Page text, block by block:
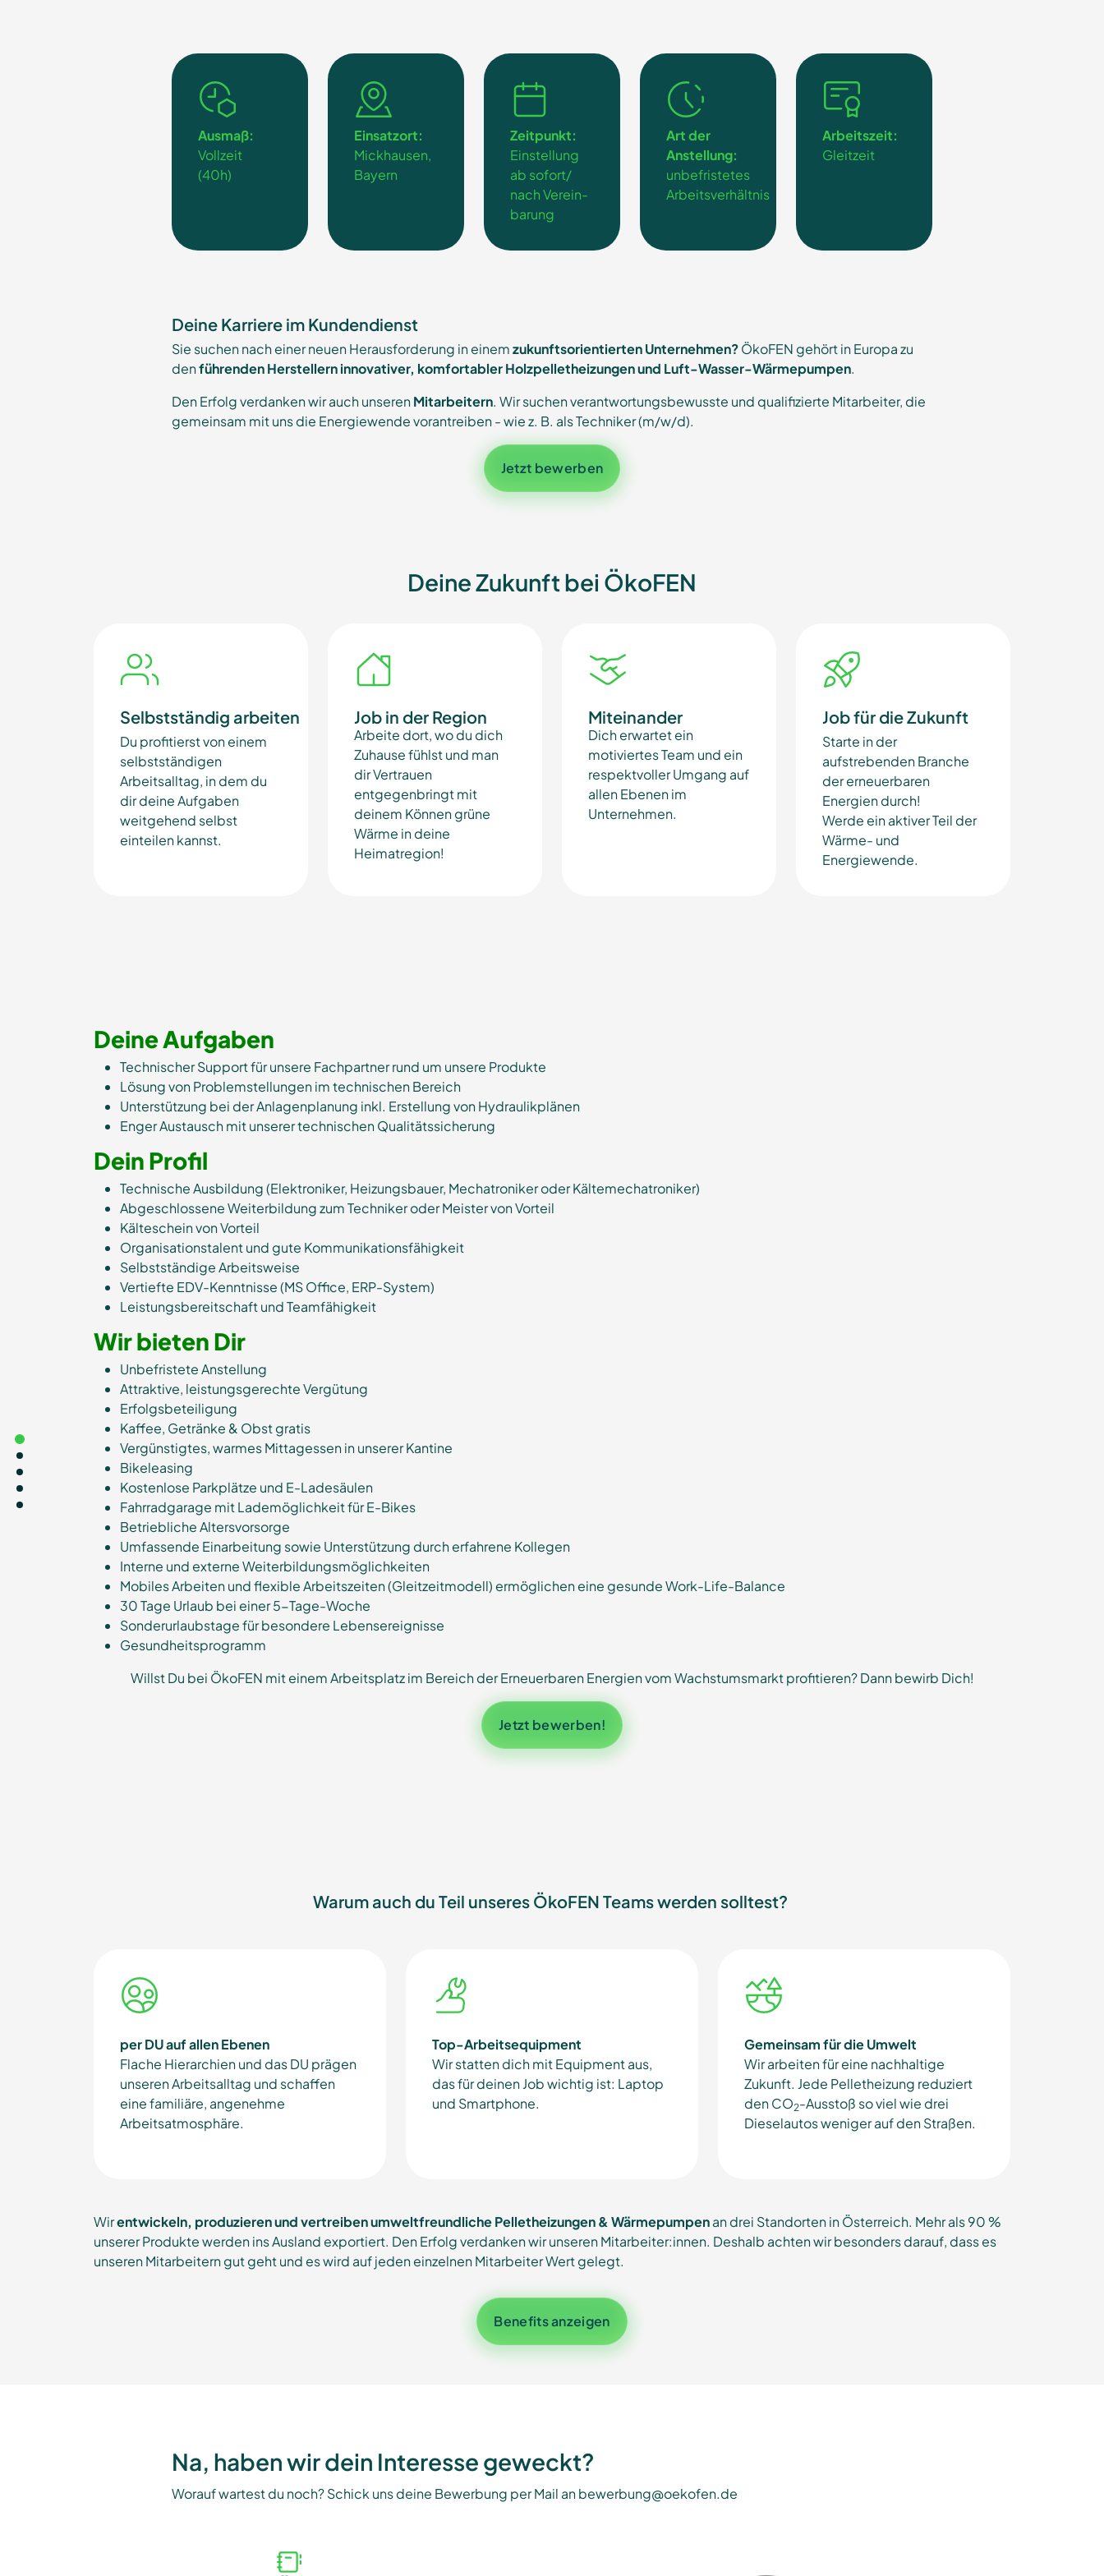
Ausmaß:
Vollzeit
(40h)
Einsatzort:
Mickhausen,
Bayern
Zeitpunkt:
Einstellung
ab sofort/
nach Verein-
barung
Art der
Anstellung:
unbefristetes
Arbeitsverhältnis
Arbeitszeit:
Gleitzeit
Deine Karriere im Kundendienst
Sie suchen nach einer neuen Herausforderung in einemzukunftsorientierten Unternehmen?ÖkoFEN gehört in Europa zu
denführenden Herstellern innovativer, komfortabler Holzpelletheizungen und Luft-Wasser-Wärmepumpen.
Den Erfolg verdanken wir auch unserenMitarbeitern. Wir suchen verantwortungsbewusste und qualifizierte Mitarbeiter, die
gemeinsam mit uns die Energiewende vorantreiben - wie z. B. als Techniker (m/w/d).
Jetzt bewerben
Deine Zukunft bei ÖkoFEN
Selbstständig arbeiten
Du profitierst von einem
selbstständigen
Arbeitsalltag, in dem du
dir deine Aufgaben
weitgehend selbst
einteilen kannst.
Job in der Region
Arbeite dort, wo du dich
Zuhause fühlst und man
dir Vertrauen
entgegenbringt mit
deinem Können grüne
Wärme in deine
Heimatregion!
Miteinander
Dich erwartet ein
motiviertes Team und ein
respektvoller Umgang auf
allen Ebenen im
Unternehmen.
Job für die Zukunft
Starte in der
aufstrebenden Branche
der erneuerbaren
Energien durch!
Werde ein aktiver Teil der
Wärme- und
Energiewende.
Deine Aufgaben
Technischer Support für unsere Fachpartner rund um unsere Produkte
Lösung von Problemstellungen im technischen Bereich
Unterstützung bei der Anlagenplanung inkl. Erstellung von Hydraulikplänen
Enger Austausch mit unserer technischen Qualitätssicherung
Dein Profil
Technische Ausbildung (Elektroniker, Heizungsbauer, Mechatroniker oder Kältemechatroniker)
Abgeschlossene Weiterbildung zum Techniker oder Meister von Vorteil
Kälteschein von Vorteil
Organisationstalent und gute Kommunikationsfähigkeit
Selbstständige Arbeitsweise
Vertiefte EDV-Kenntnisse (MS Office, ERP-System)
Leistungsbereitschaft und Teamfähigkeit
Wir bieten Dir
Unbefristete Anstellung
Attraktive, leistungsgerechte Vergütung
Erfolgsbeteiligung
Kaffee, Getränke & Obst gratis
Vergünstigtes, warmes Mittagessen in unserer Kantine
Bikeleasing
Kostenlose Parkplätze und E-Ladesäulen
Fahrradgarage mit Lademöglichkeit für E-Bikes
Betriebliche Altersvorsorge
Umfassende Einarbeitung sowie Unterstützung durch erfahrene Kollegen
Interne und externe Weiterbildungsmöglichkeiten
Mobiles Arbeiten und flexible Arbeitszeiten (Gleitzeitmodell) ermöglichen eine gesunde Work-Life-Balance
30 Tage Urlaub bei einer 5-Tage-Woche
Sonderurlaubstage für besondere Lebensereignisse
Gesundheitsprogramm
Willst Du bei ÖkoFEN mit einem Arbeitsplatz im Bereich der Erneuerbaren Energien vom Wachstumsmarkt profitieren? Dann bewirb Dich!
Jetzt bewerben!
Warum auch du Teil unseres ÖkoFEN Teams werden solltest?
per DU auf allen Ebenen
Flache Hierarchien und das DU prägen
unseren Arbeitsalltag und schaffen
eine familiäre, angenehme
Arbeitsatmosphäre.
Top-Arbeitsequipment
Wir statten dich mit Equipment aus,
das für deinen Job wichtig ist: Laptop
und Smartphone.
Gemeinsam für die Umwelt
Wir arbeiten für eine nachhaltige
Zukunft. Jede Pelletheizung reduziert
den CO2-Ausstoß so viel wie drei
Dieselautos weniger auf den Straßen.
Wirentwickeln, produzieren und vertreiben umweltfreundliche Pelletheizungen & Wärmepumpenan drei Standorten in Österreich. Mehr als 90 %
unserer Produkte werden ins Ausland exportiert. Den Erfolg verdanken wir unseren Mitarbeiter:innen. Deshalb achten wir besonders darauf, dass es
unseren Mitarbeitern gut geht und es wird auf jeden einzelnen Mitarbeiter Wert gelegt.
Benefits anzeigen
Na, haben wir dein Interesse geweckt?
Worauf wartest du noch? Schick uns deine Bewerbung per Mail an bewerbung@oekofen.de